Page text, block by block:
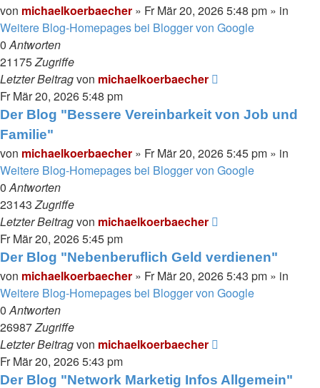
von michaelkoerbaecher » Fr Mär 20, 2026 5:48 pm » in
Weitere Blog-Homepages bei Blogger von Google
0Antworten
21175Zugriffe
Letzter Beitragvon michaelkoerbaecher
Fr Mär 20, 2026 5:48 pm
Der Blog "Bessere Vereinbarkeit von Job und
Familie"
von michaelkoerbaecher » Fr Mär 20, 2026 5:45 pm » in
Weitere Blog-Homepages bei Blogger von Google
0Antworten
23143Zugriffe
Letzter Beitragvon michaelkoerbaecher
Fr Mär 20, 2026 5:45 pm
Der Blog "Nebenberuflich Geld verdienen"
von michaelkoerbaecher » Fr Mär 20, 2026 5:43 pm » in
Weitere Blog-Homepages bei Blogger von Google
0Antworten
26987Zugriffe
Letzter Beitragvon michaelkoerbaecher
Fr Mär 20, 2026 5:43 pm
Der Blog "Network Marketig Infos Allgemein"